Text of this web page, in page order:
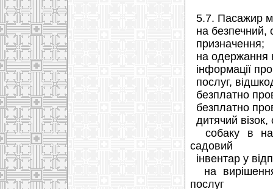
5.7. Пасажир
на безпечний,
призначення;
на одержання
інформації
послуг,
безплатно
безплатно
дитячий візок,
собаку в
садовий
інвентар у
на
послуг